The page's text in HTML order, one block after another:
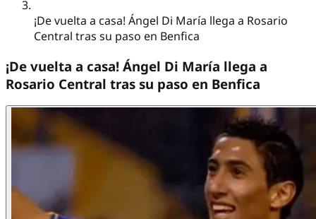
¡De vuelta a casa! Ángel Di María llega a Rosario
Central tras su paso en Benfica
¡De vuelta a casa! Ángel Di María llega a
Rosario Central tras su paso en Benfica